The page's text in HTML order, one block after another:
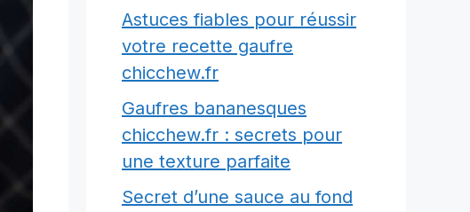
Astuces fiables pour réussir
votre recette gaufre
chicchew.fr
Gaufres bananesques
chicchew.fr : secrets pour
une texture parfaite
Secret d’une sauce au fond